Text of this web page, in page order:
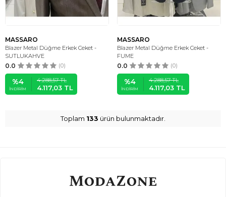
MASSARO
Blazer Metal Düğme Erkek Ceket -
SUTLUKAHVE
0.0 (0)
%4
İNDIRIM
4.288,57TL
4.117,03 TL
MASSARO
Blazer Metal Düğme Erkek Ceket -
FUME
0.0 (0)
%4
İNDIRIM
4.288,57TL
4.117,03 TL
Toplam 133 ürün bulunmaktadır.